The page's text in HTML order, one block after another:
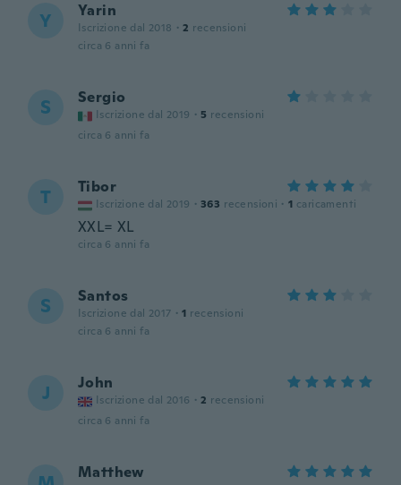
Y Yarin
Iscrizione dal 2018 · 2 recensioni
circa 6 anni fa
S Sergio
Iscrizione dal 2019 · 5 recensioni
circa 6 anni fa
T Tibor
Iscrizione dal 2019 · 363 recensioni · 1 caricamenti
XXL= XL
circa 6 anni fa
S Santos
Iscrizione dal 2017 · 1 recensioni
circa 6 anni fa
J John
Iscrizione dal 2016 · 2 recensioni
circa 6 anni fa
Matthew